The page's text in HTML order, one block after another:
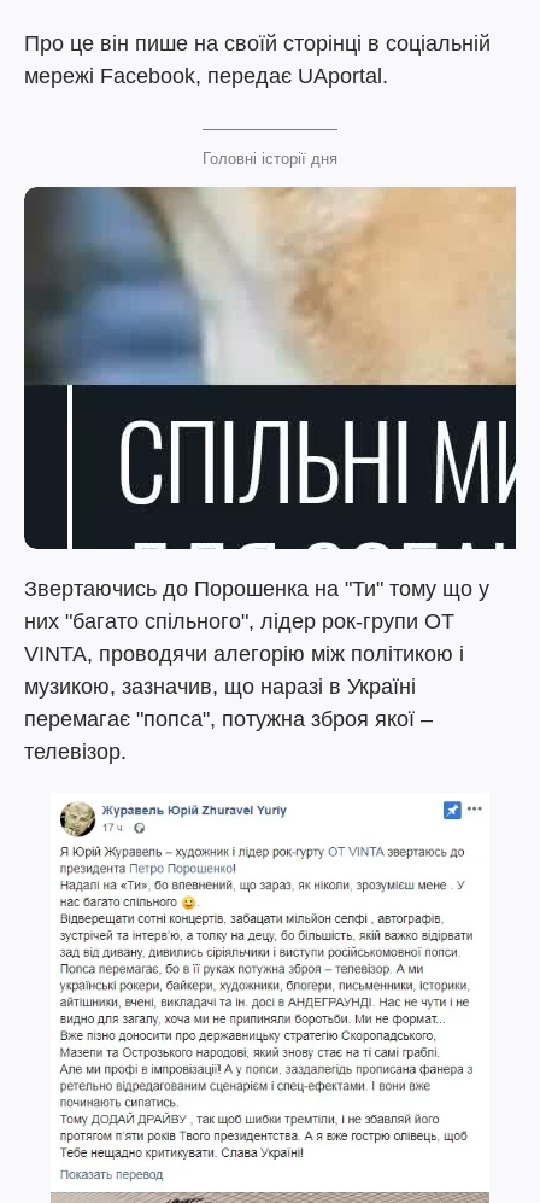
Про це він пише на своїй сторінці в соціальній
мережі Facebook, передає UAportal.
Головні історії дня
Звертаючись до Порошенка на "Ти" тому що у
них "багато спільного", лідер рок-групи OT
VINTA, проводячи алегорію між політикою і
музикою, зазначив, що наразі в Україні
перемагає "попса", потужна зброя якої –
телевізор.